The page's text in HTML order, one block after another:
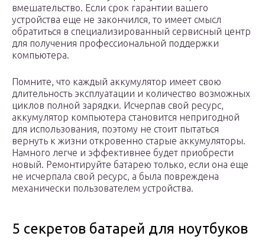
вмешательство. Если срок гарантии вашего
устройства еще не закончился, то имеет смысл
обратиться в специализированный сервисный центр
для получения профессиональной поддержки
компьютера.
Помните, что каждый аккумулятор имеет свою
длительность эксплуатации и количество возможных
циклов полной зарядки. Исчерпав свой ресурс,
аккумулятор компьютера становится непригодной
для использования, поэтому не стоит пытаться
вернуть к жизни откровенно старые аккумуляторы.
Намного легче и эффективнее будет приобрести
новый. Ремонтируйте батарею только, если она еще
не исчерпала свой ресурс, а была повреждена
механически пользователем устройства.
5 секретов батарей для ноутбуков